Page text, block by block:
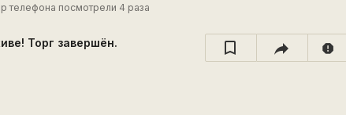
телефона посмотрели 4 раза
Торг завершён. report